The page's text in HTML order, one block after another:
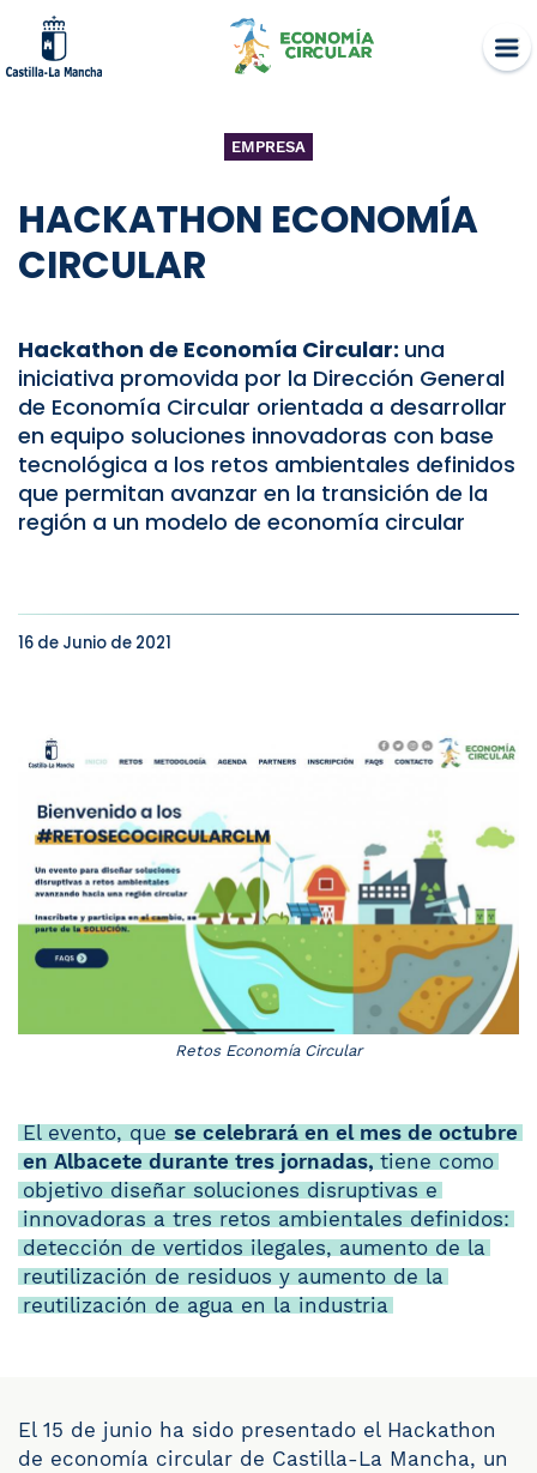
content
EMPRESA
HACKATHON ECONOMÍA
CIRCULAR
Hackathon de Economía Circular: una
iniciativa promovida por la Dirección General
de Economía Circular orientada a desarrollar
en equipo soluciones innovadoras con base
tecnológica a los retos ambientales definidos
que permitan avanzar en la transición de la
región a un modelo de economía circular
16 de Junio de 2021
Retos Economía Circular
El evento, quese celebrará en el mes de octubre
en Albacete durante tres jornadas,tiene como
objetivo diseñar soluciones disruptivas e
innovadoras a tres retos ambientales definidos:
detección de vertidos ilegales, aumento de la
reutilización de residuos y aumento de la
reutilización de agua en la industria
El 15 de junio ha sido presentado el Hackathon
de economía circular de Castilla-La Mancha, un